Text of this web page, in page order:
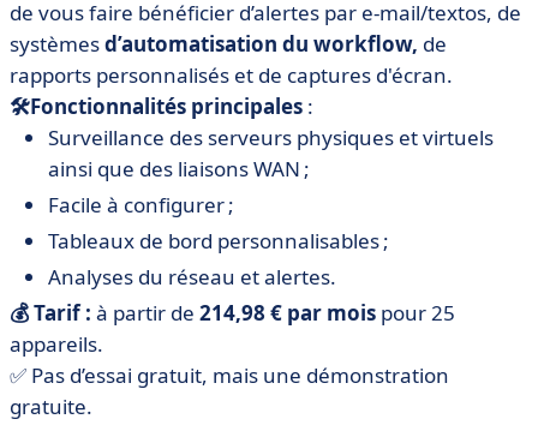
de vous faire bénéficier d’alertes par e-mail/textos, de
systèmesd’automatisation du workflow, de
rapports personnalisés et de captures d'écran.
🛠Fonctionnalités principales :
Surveillance des serveurs physiques et virtuels
ainsi que des liaisons WAN ;
Facile à configurer ;
Tableaux de bord personnalisables ;
Analyses du réseau et alertes.
💰 Tarif : à partir de 214,98 € par mois pour 25
appareils.
✅ Pas d’essai gratuit, mais une démonstration
gratuite.